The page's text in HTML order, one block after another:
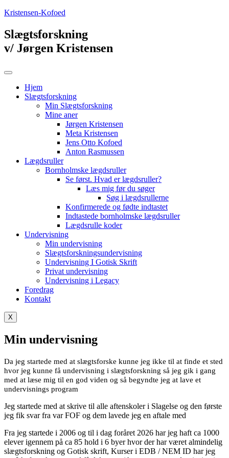
Kristensen-Kofoed
Slægtsforskning
v/ Jørgen Kristensen
Hjem
Slægtsforskning
Min Slægtsforskning
Mine aner
Jørgen Kristensen
Meta Kristensen
Jens Otto Kofoed
Anton Rasmussen
Lægdsruller
Bornholmske lægdsruller
Se først. Hvad er lægdsruller?
Læs mig før du søger
Søg i lægdsrullerne
Konfirmerede og fødte indtastet
Indtastede bornholmske lægdsruller
Lægdsrulle koder
Undervisning
Min undervisning
Slægtsforskningsundervisning
Undervisning I Gotisk Skrift
Privat undervisning
Undervisning i Legacy
Foredrag
Kontakt
X
Min undervisning
Da jeg startede med at slægtsforske kunne jeg ikke til at finde et sted
hvor jeg kunne få undervisning i slægtsforskning så jeg gik i gang
med at læse mig til en god viden og så begyndte jeg at lave et
undervisnings program
Jeg startede med at skrive til alle aftenskoler i Slagelse og den første
jeg fik svar fra var FOF og dem lavede jeg en aftale med
Fra jeg startede i 2006 og til i dag foråret 2026 har jeg haft ca 1000
elever igennem på ca 85 hold i 6 byer hvor der har været almindelig
slægtsforskning og Gotisk skrift, Kurser i EDB / NEM ID har jeg